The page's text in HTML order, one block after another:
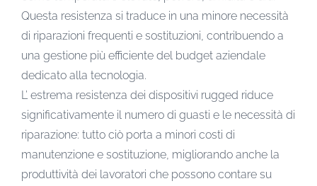
Questa resistenza si traduce in una minore necessità
di riparazioni frequenti e sostituzioni, contribuendo a
una gestione più efficiente del budget aziendale
dedicato alla tecnologia.
L’ estrema resistenza dei dispositivi rugged riduce
significativamente il numero di guasti e le necessità di
riparazione: tutto ciò porta a minori costi di
manutenzione e sostituzione, migliorando anche la
produttività dei lavoratori che possono contare su